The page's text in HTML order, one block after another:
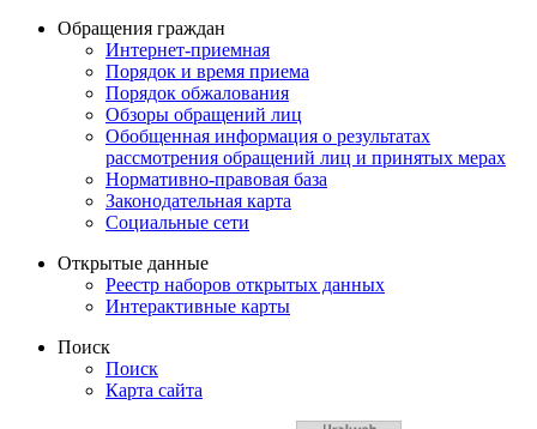
Обращения граждан
Интернет-приемная
Порядок и время приема
Порядок обжалования
Обзоры обращений лиц
Обобщенная информация о результатах
рассмотрения обращений лиц и принятых мерах
Нормативно-правовая база
Законодательная карта
Социальные сети
Открытые данные
Реестр наборов открытых данных
Интерактивные карты
Поиск
Поиск
Карта сайта